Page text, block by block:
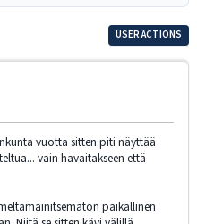
USER ACTIONS
vuotta sitten piti näyttää
vain havaitakseen että
paikallinen